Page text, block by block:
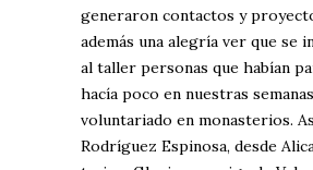
generaron contactos y
además una alegría ver que se
al taller personas que habían
hacía poco en nuestras
voluntariado en monasterios.
Rodríguez Espinosa, desde